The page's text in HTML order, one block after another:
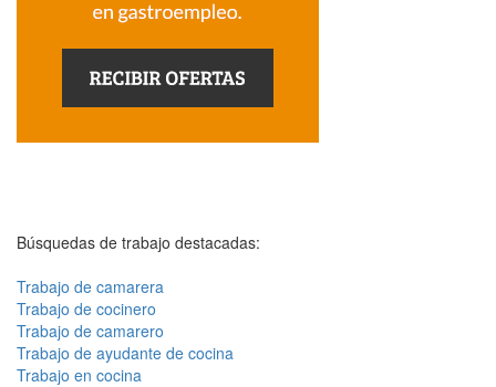
Búsquedas de trabajo destacadas:
Trabajo de camarera
Trabajo de cocinero
Trabajo de camarero
Trabajo de ayudante de cocina
Trabajo en cocina